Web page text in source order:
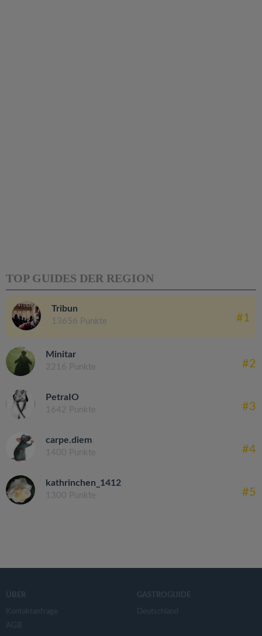
TOP GUIDES DER REGION
Tribun
13656 Punkte #1
Minitar
2216 Punkte #2
PetraIO
1642 Punkte #3
carpe.diem
1400 Punkte #4
kathrinchen_1412
1300 Punkte #5
ÜBER
Kontaktanfrage
AGB
GASTROGUIDE
Deutschland